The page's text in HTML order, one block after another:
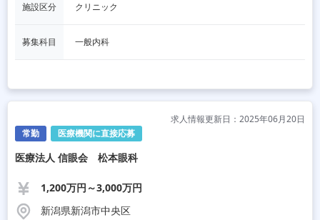
施設区分 クリニック
募集科目 一般内科
常勤 医療機関に直接応募
求人情報更新日：2025年06月20日
医療法人 信眼会 松本眼科
1,200万円～3,000万円
新潟県新潟市中央区